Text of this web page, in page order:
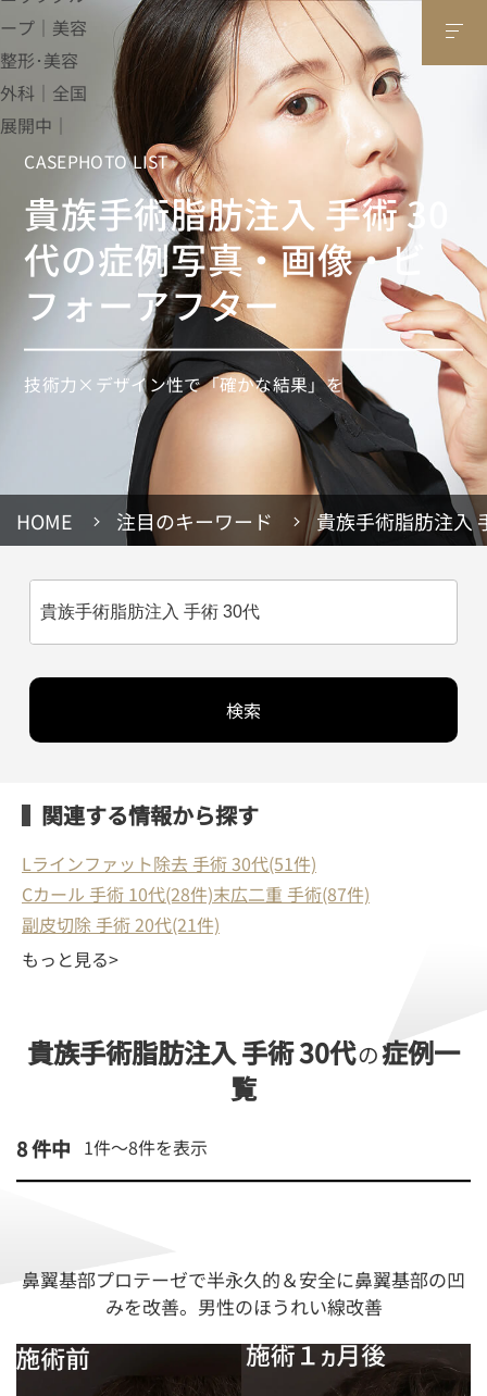
CASEPHOTO LIST
貴族手術脂肪注入 手術 30
代の症例写真・画像・ビ
フォーアフター
技術力×デザイン性で「確かな結果」を
HOME 注目のキーワード 貴族手術脂肪注入
検索
関連する情報から探す
Lラインファット除去 手術 30代(51件)
Cカール 手術 10代(28件)末広二重 手術(87件)
副皮切除 手術 20代(21件)
もっと見る>
貴族手術脂肪注入 手術 30代の症例一
覧
8 件中 1件～8件を表示
鼻翼基部プロテーゼで半永久的＆安全に鼻翼基部の凹
みを改善。男性のほうれい線改善